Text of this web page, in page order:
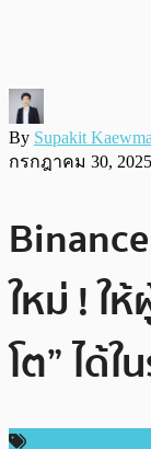
By Supakit
กรกฎาคม 30, 2025
ใหม่ ! ใ
โต” ได้